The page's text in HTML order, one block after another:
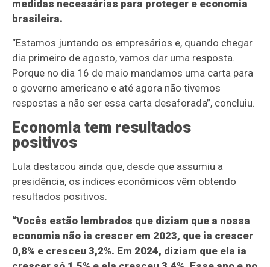
medidas necessárias para proteger e economia
brasileira.
“Estamos juntando os empresários e, quando chegar
dia primeiro de agosto, vamos dar uma resposta.
Porque no dia 16 de maio mandamos uma carta para
o governo americano e até agora não tivemos
respostas a não ser essa carta desaforada”, concluiu.
Economia tem resultados
positivos
Lula destacou ainda que, desde que assumiu a
presidência, os índices econômicos vêm obtendo
resultados positivos.
“Vocês estão lembrados que diziam que a nossa
economia não ia crescer em 2023, que ia crescer
0,8% e cresceu 3,2%. Em 2024, diziam que ela ia